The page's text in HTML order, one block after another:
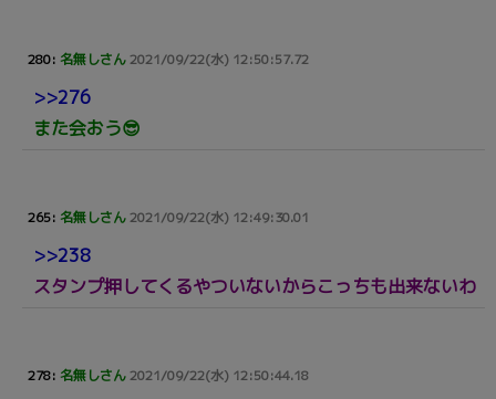
280: 名無しさん2021/09/22(水) 12:50:57.72
>>276
また会おう😎
265: 名無しさん2021/09/22(水) 12:49:30.01
>>238
スタンプ押してくるやついないからこっちも出来ないわ
278: 名無しさん2021/09/22(水) 12:50:44.18